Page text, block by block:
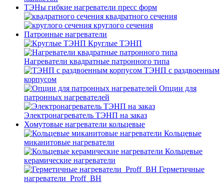
ТЭНы гибкие нагреватели пресс форм
квадратного сечения
круглого сечения
Патронные нагреватели
Круглые ТЭНП
Нагреватели квадратные патронного типа
ТЭНП с раздвоенным
корпусом
Опции для
патронных нагревателей
Электронагреватель ТЭНП на заказ
Хомутовые нагреватели кольцевые
Кольцевые
миканитовые нагреватели
Кольцевые
керамические нагреватели
Герметичные
нагреватели_Proff_BH